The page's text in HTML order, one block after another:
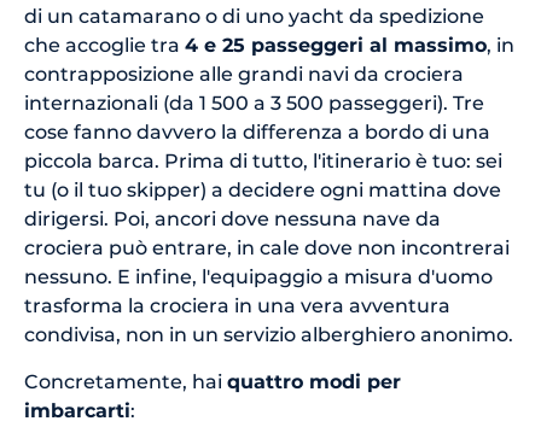
di un catamarano o di uno yacht da spedizione
che accoglie tra 4 e 25 passeggeri al massimo, in
contrapposizione alle grandi navi da crociera
internazionali (da 1 500 a 3 500 passeggeri). Tre
cose fanno davvero la differenza a bordo di una
piccola barca. Prima di tutto, l'itinerario è tuo: sei
tu (o il tuo skipper) a decidere ogni mattina dove
dirigersi. Poi, ancori dove nessuna nave da
crociera può entrare, in cale dove non incontrerai
nessuno. E infine, l'equipaggio a misura d'uomo
trasforma la crociera in una vera avventura
condivisa, non in un servizio alberghiero anonimo.
Concretamente, hai quattro modi per
imbarcarti: